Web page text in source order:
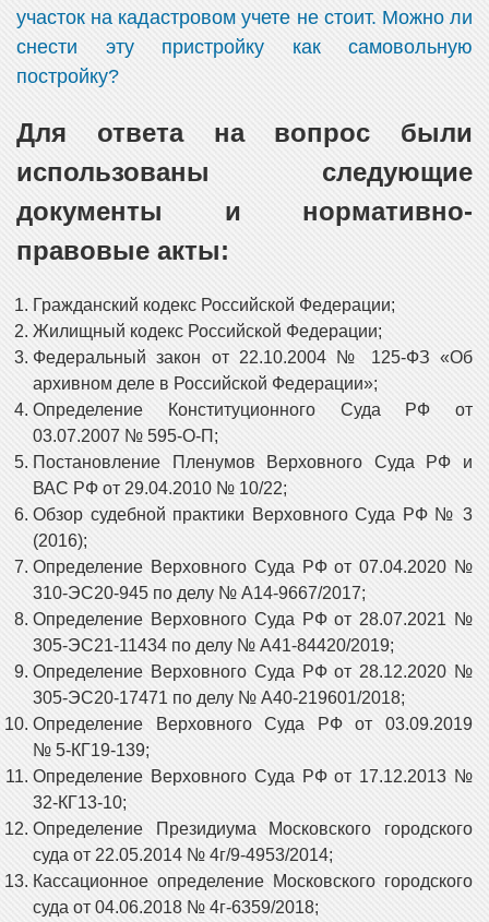
участок на кадастровом учете не стоит. Можно ли
снести эту пристройку как самовольную
постройку?
Для ответа на вопрос были
использованы следующие
документы и нормативно-
правовые акты:
Гражданский кодекс Российской Федерации;
Жилищный кодекс Российской Федерации;
Федеральный закон от 22.10.2004 № 125-ФЗ «Об
архивном деле в Российской Федерации»;
Определение Конституционного Суда РФ от
03.07.2007 № 595-О-П;
Постановление Пленумов Верховного Суда РФ и
ВАС РФ от 29.04.2010 № 10/22;
Обзор судебной практики Верховного Суда РФ № 3
(2016);
Определение Верховного Суда РФ от 07.04.2020 №
310-ЭС20-945 по делу № А14-9667/2017;
Определение Верховного Суда РФ от 28.07.2021 №
305-ЭС21-11434 по делу № А41-84420/2019;
Определение Верховного Суда РФ от 28.12.2020 №
305-ЭС20-17471 по делу № А40-219601/2018;
Определение Верховного Суда РФ от 03.09.2019
№ 5-КГ19-139;
Определение Верховного Суда РФ от 17.12.2013 №
32-КГ13-10;
Определение Президиума Московского городского
суда от 22.05.2014 № 4г/9-4953/2014;
Кассационное определение Московского городского
суда от 04.06.2018 № 4г-6359/2018;